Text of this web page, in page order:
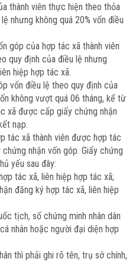
thành viên thực hiện theo thỏa
nhưng không quá 20% vốn điều
góp của hợp tác xã thành viên
quy định của điều lệ nhưng
hiệp hợp tác xã.
vốn điều lệ theo quy định của
không vượt quá 06 tháng, kể từ
xã được cấp giấy chứng nhận
nạp.
tác xã thành viên được hợp tác
nhận vốn góp. Giấy chứng
yếu sau đây:
tác xã, liên hiệp hợp tác xã;
đăng ký hợp tác xã, liên hiệp
tịch, số chứng minh nhân dân
nhân hoặc người đại diện hợp
thì phải ghi rõ tên, trụ sở chính,